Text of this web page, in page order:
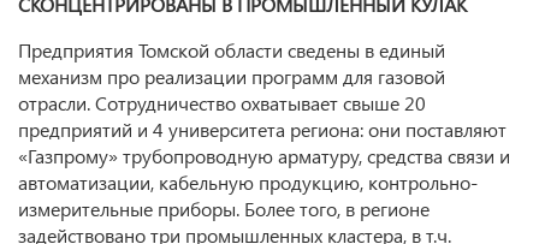
Предприятия Томской области сведены в единый
механизм про реализации программ для газовой
отрасли. Сотрудничество охватывает свыше 20
предприятий и 4 университета региона: они поставляют
«Газпрому» трубопроводную арматуру, средства связи и
автоматизации, кабельную продукцию, контрольно-
измерительные приборы. Более того, в регионе
задействовано три промышленных кластера, в т.ч.